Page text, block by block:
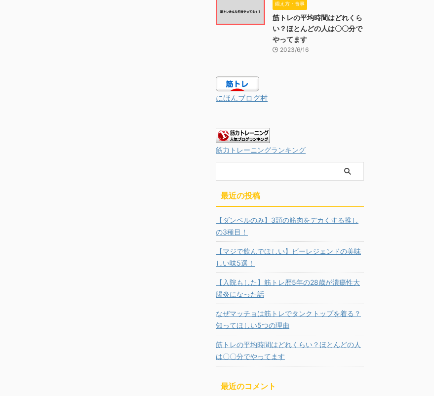
鍛え方・食事
筋トレの平均時間はどれくら
い？ほとんどの人は〇〇分で
やってます
2023/6/16
にほんブログ村
筋力トレーニングランキング
最近の投稿
【ダンベルのみ】3頭の筋肉をデカくする推し
の3種目！
【マジで飲んでほしい】ビーレジェンドの美味
しい味5選！
【入院もした】筋トレ歴5年の28歳が潰瘍性大
腸炎になった話
なぜマッチョは筋トレでタンクトップを着る？
知ってほしい5つの理由
筋トレの平均時間はどれくらい？ほとんどの人
は〇〇分でやってます
最近のコメント